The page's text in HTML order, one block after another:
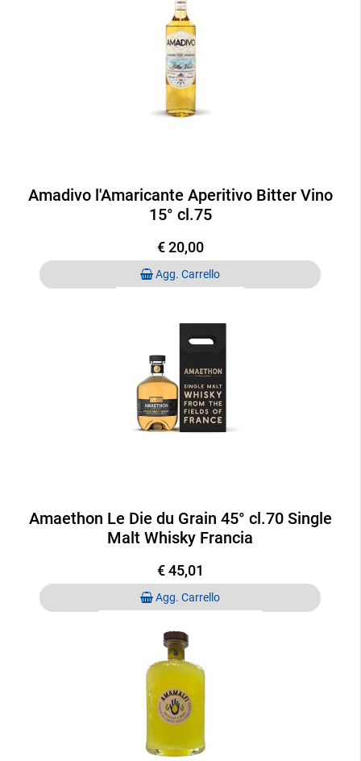
Amadivo l'Amaricante Aperitivo Bitter Vino
15° cl.75
€ 20,00
Quantità
Agg. Carrello
Amaethon Le Die du Grain 45° cl.70 Single
Malt Whisky Francia
€ 45,01
Quantità
Agg. Carrello